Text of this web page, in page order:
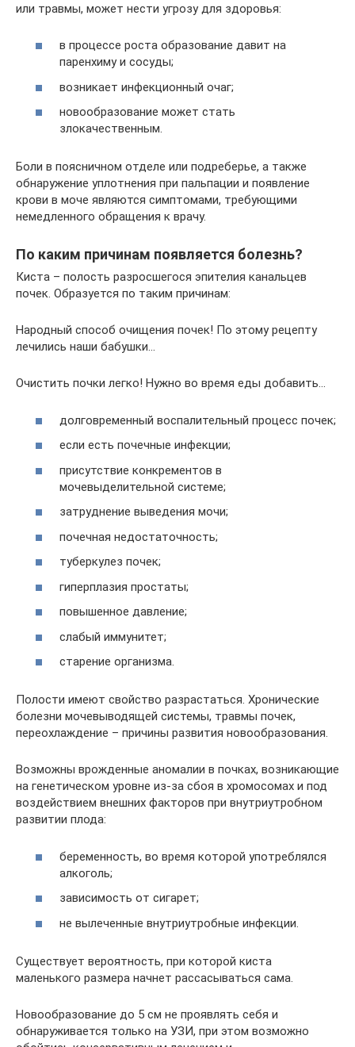
или травмы, может нести угрозу для здоровья:
в процессе роста образование давит на
паренхиму и сосуды;
возникает инфекционный очаг;
новообразование может стать
злокачественным.
Боли в поясничном отделе или подреберье, а также
обнаружение уплотнения при пальпации и появление
крови в моче являются симптомами, требующими
немедленного обращения к врачу.
По каким причинам появляется болезнь?
Киста – полость разросшегося эпителия канальцев
почек. Образуется по таким причинам:
Народный способ очищения почек! По этому рецепту
лечились наши бабушки…
Очистить почки легко! Нужно во время еды добавить…
долговременный воспалительный процесс почек;
если есть почечные инфекции;
присутствие конкрементов в
мочевыделительной системе;
затруднение выведения мочи;
почечная недостаточность;
туберкулез почек;
гиперплазия простаты;
повышенное давление;
слабый иммунитет;
старение организма.
Полости имеют свойство разрастаться. Хронические
болезни мочевыводящей системы, травмы почек,
переохлаждение – причины развития новообразования.
Возможны врожденные аномалии в почках, возникающие
на генетическом уровне из-за сбоя в хромосомах и под
воздействием внешних факторов при внутриутробном
развитии плода:
беременность, во время которой употреблялся
алкоголь;
зависимость от сигарет;
не вылеченные внутриутробные инфекции.
Существует вероятность, при которой киста
маленького размера начнет рассасываться сама.
Новообразование до 5 см не проявлять себя и
обнаруживается только на УЗИ, при этом возможно